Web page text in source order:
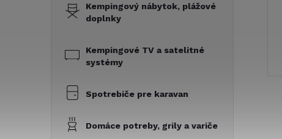
Kempingový nábytok, plážové
doplnky
Kempingové TV a satelitné
systémy
Spotrebiče pre karavan
Domáce potreby, grily a variče